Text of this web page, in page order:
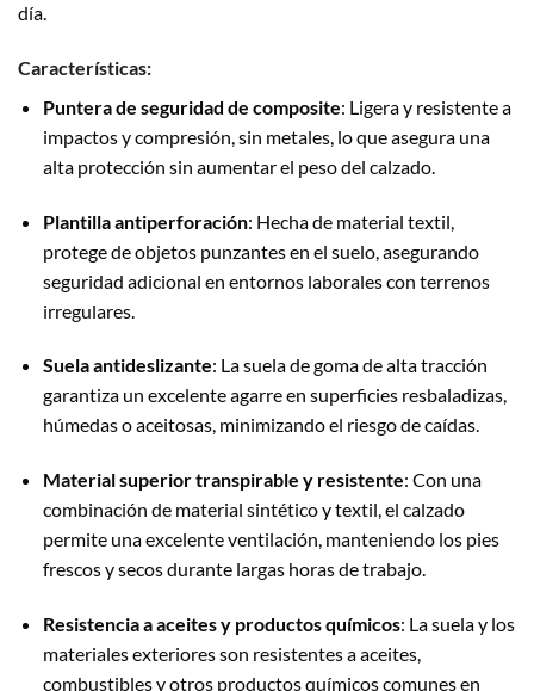
día.
Características:
Puntera de seguridad de composite: Ligera y resistente a
impactos y compresión, sin metales, lo que asegura una
alta protección sin aumentar el peso del calzado.
Plantilla antiperforación: Hecha de material textil,
protege de objetos punzantes en el suelo, asegurando
seguridad adicional en entornos laborales con terrenos
irregulares.
Suela antideslizante: La suela de goma de alta tracción
garantiza un excelente agarre en superficies resbaladizas,
húmedas o aceitosas, minimizando el riesgo de caídas.
Material superior transpirable y resistente: Con una
combinación de material sintético y textil, el calzado
permite una excelente ventilación, manteniendo los pies
frescos y secos durante largas horas de trabajo.
Resistencia a aceites y productos químicos: La suela y los
materiales exteriores son resistentes a aceites,
combustibles y otros productos químicos comunes en